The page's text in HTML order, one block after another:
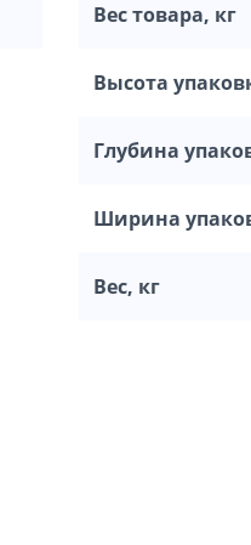
Вес товара, кг
Высота
Глубина
Ширина
Вес, кг